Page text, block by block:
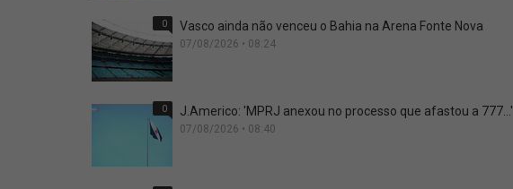
0 Vasco ainda não venceu o Bahia na Arena Fonte Nova
07/08/2026 • 08:24
0 J.Americo: 'MPRJ anexou no processo que afastou a 777...'
07/08/2026 • 08:40